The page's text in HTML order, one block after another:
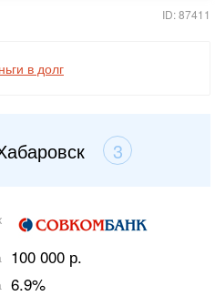
ID: 87411
в долг
3
100 000 р.
6.9%